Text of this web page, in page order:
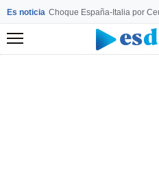
Es noticia Choque España-Italia por
Menú